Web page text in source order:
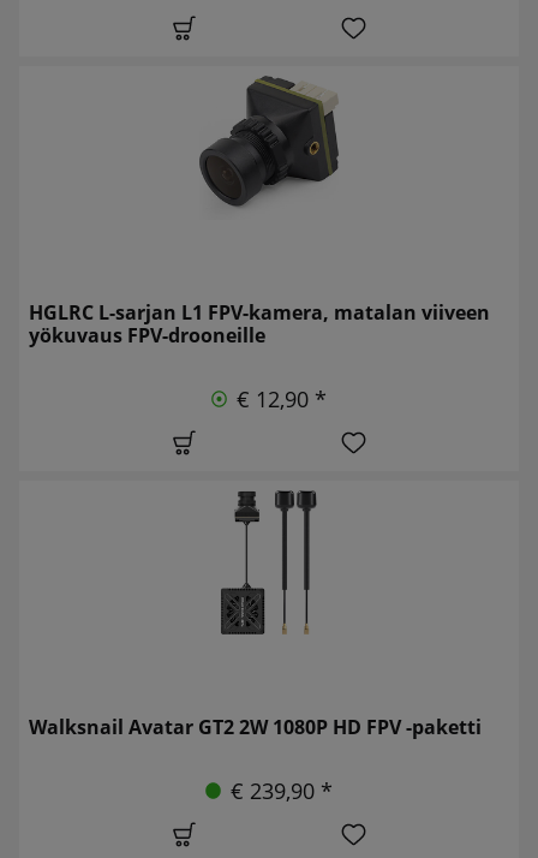
HGLRC L-sarjan L1 FPV-kamera, matalan viiveen
yökuvaus FPV-drooneille
€ 12,90 *
Walksnail Avatar GT2 2W 1080P HD FPV -paketti
€ 239,90 *